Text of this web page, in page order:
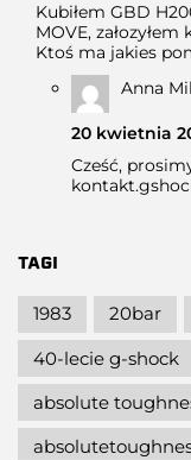
Kubiłem GBD
MOVE,
Ktoś ma jakies
Anna
20 kwietnia
Cześć,
TAGI
1983 20bar
40-lecie g-shock
absolute